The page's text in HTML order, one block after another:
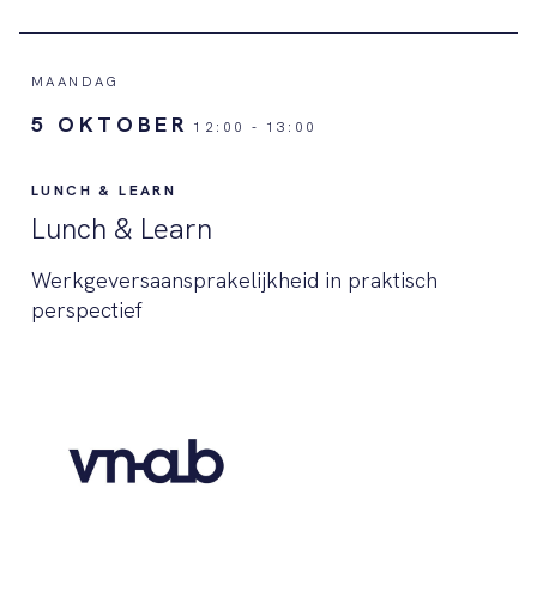
MAANDAG
5 OKTOBER 12:00 - 13:00
LUNCH & LEARN
Lunch & Learn
Werkgeversaansprakelijkheid in praktisch
perspectief